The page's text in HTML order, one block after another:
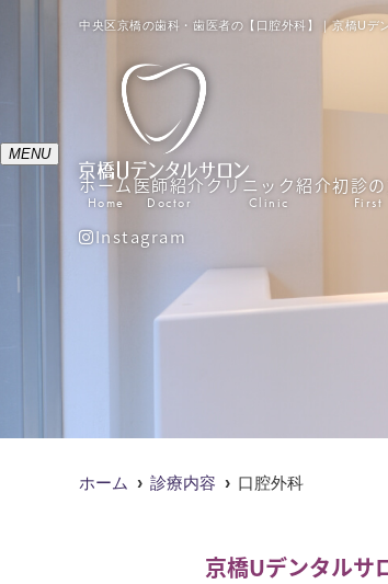
中央区京橋の歯科・歯医者の【口腔外科】｜京橋Uデ
MENU
ホーム
Home
医師紹介
Doctor
クリニック紹介
Clinic
初診
First
Instagram
ホーム 診療内容 口腔外科
京橋Uデンタルサ